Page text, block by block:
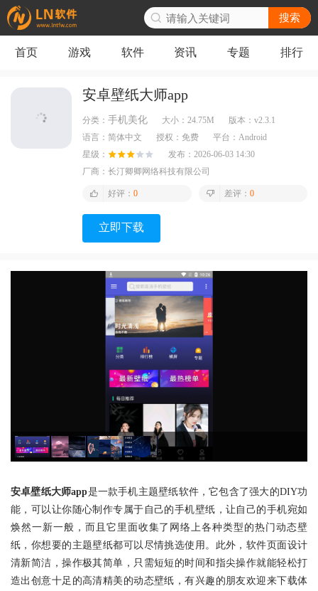
搜索
首页 游戏 软件 资讯 专题 排行
安卓壁纸大师app
分类： 手机美化 大小： 24.75M 版本： v2.3.1
语言： 简体中文 授权： 免费 平台： Android
星级：
发布： 2026-06-03 14:30
厂商： 长汀卿卿网络科技有限公司
好评： 0 差评： 0
立即下载
安卓壁纸大师app是一款手机主题壁纸软件，它包含了强大的DIY功
能，可以让你随心制作专属于自己的手机壁纸，让自己的手机宛如
焕然一新一般，而且它里面收集了网络上各种类型的热门动态壁
纸，你想要的主题壁纸都可以尽情挑选使用。此外，软件页面设计
清新简洁，操作极其简单，只需短短的时间和指尖操作就能轻松打
造出创意十足的高清精美的动态壁纸，有兴趣的朋友欢迎来下载体